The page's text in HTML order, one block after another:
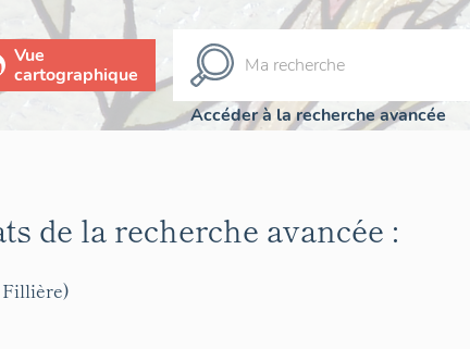
Vue
cartographique
Accéder à la recherche avancée
de la recherche avancée :
Fillière)